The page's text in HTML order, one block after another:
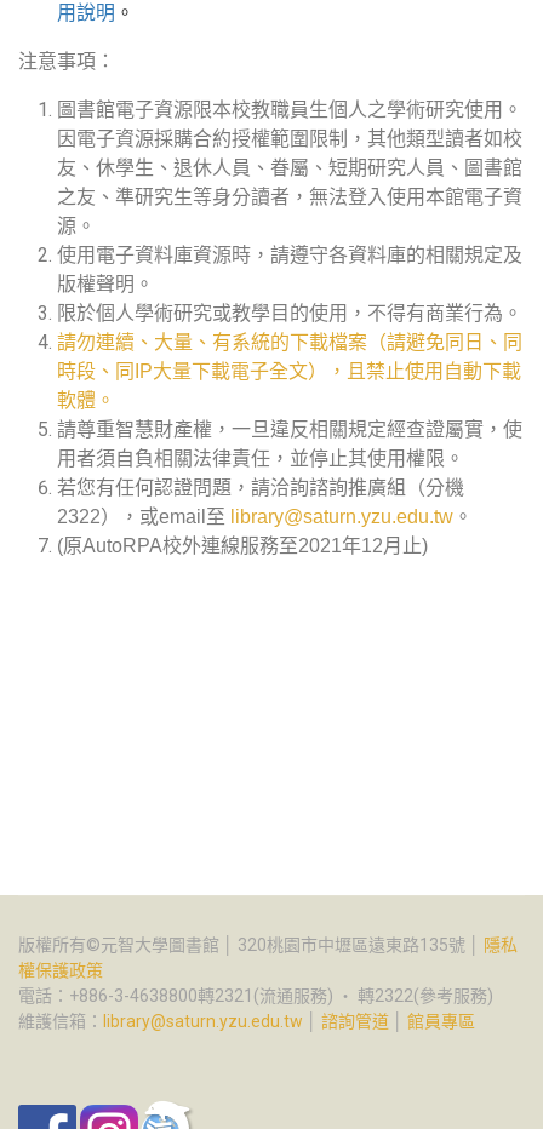
用說明 。
注意事項：
圖書館電子資源限本校教職員生個人之學術研究使用。
因電子資源採購合約授權範圍限制，其他類型讀者如校
友、休學生、退休人員、眷屬、短期研究人員、圖書館
之友、準研究生等身分讀者，無法登入使用本館電子資
源。
使用電子資料庫資源時，請遵守各資料庫的相關規定及
版權聲明。
限於個人學術研究或教學目的使用，不得有商業行為。
請勿連續、大量、有系統的下載檔案（請避免同日、同
時段、同IP大量下載電子全文），且禁止使用自動下載
軟體。
請尊重智慧財產權，一旦違反相關規定經查證屬實，使
用者須自負相關法律責任，並停止其使用權限。
若您有任何認證問題，請洽詢諮詢推廣組（分機
2322），或email至 library@saturn.yzu.edu.tw 。
(原AutoRPA校外連線服務至2021年12月止)
版權所有©元智大學圖書館 │ 320桃園市中壢區遠東路135號 │
隱私
權保護政策
電話：+886-3-4638800轉2321(流通服務) ‧ 轉2322(參考服務)
維護信箱： library@saturn.yzu.edu.tw 諮詢管道 館員專區